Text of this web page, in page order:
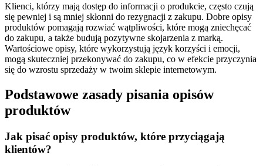
Klienci, którzy mają dostęp do informacji o produkcie, często czują
się pewniej i są mniej skłonni do rezygnacji z zakupu. Dobre opisy
produktów pomagają rozwiać wątpliwości, które mogą zniechęcać
do zakupu, a także budują pozytywne skojarzenia z marką.
Wartościowe opisy, które wykorzystują język korzyści i emocji,
mogą skuteczniej przekonywać do zakupu, co w efekcie przyczynia
się do wzrostu sprzedaży w twoim sklepie internetowym.
Podstawowe zasady pisania opisów
produktów
Jak pisać opisy produktów, które przyciągają
klientów?